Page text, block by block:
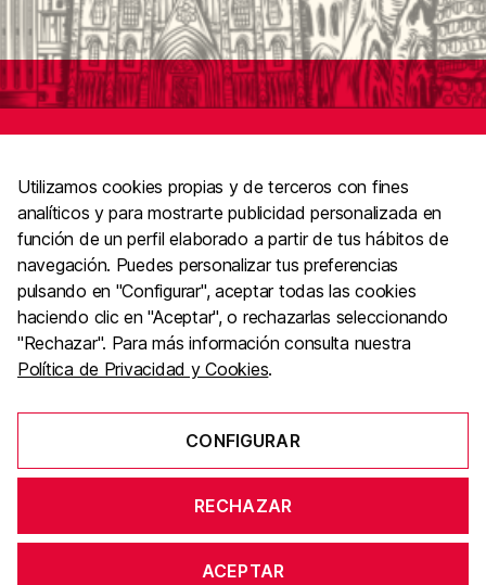
El gremi de Publicitat, Comunicació i Màrketing
https://www.elgremidelapublicitat.com
M. 613 137 510
Utilizamos cookies propias y de terceros con fines
analíticos y para mostrarte publicidad personalizada en
función de un perfil elaborado a partir de tus hábitos de
navegación. Puedes personalizar tus preferencias
pulsando en "Configurar", aceptar todas las cookies
haciendo clic en "Aceptar", o rechazarlas seleccionando
"Rechazar". Para más información consulta nuestra
Política de Privacidad y Cookies.
CONFIGURAR
RECHAZAR
ACEPTAR
Aviso Legal
Política de Privacidad y Cookies